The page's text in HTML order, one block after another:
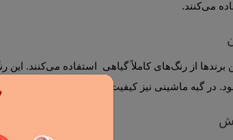
در گبه ماشینی نیز کیفیت رنگ چاپ یا الیاف رنگی